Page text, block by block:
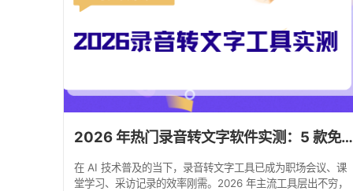
2026 年热门录音转文字软件实测：5 款免费工具真实对比！
在 AI 技术普及的当下，录音转文字工具已成为职场会议、课
堂学习、采访记录的效率刚需。2026 年主流工具层出不穷，